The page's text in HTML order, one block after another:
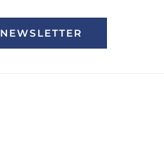
NEWSLETTER